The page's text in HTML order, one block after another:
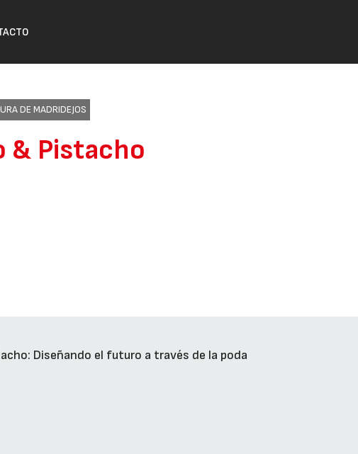
DE MADRIDEJOS
& Pistacho
Diseñando el futuro a través de la poda